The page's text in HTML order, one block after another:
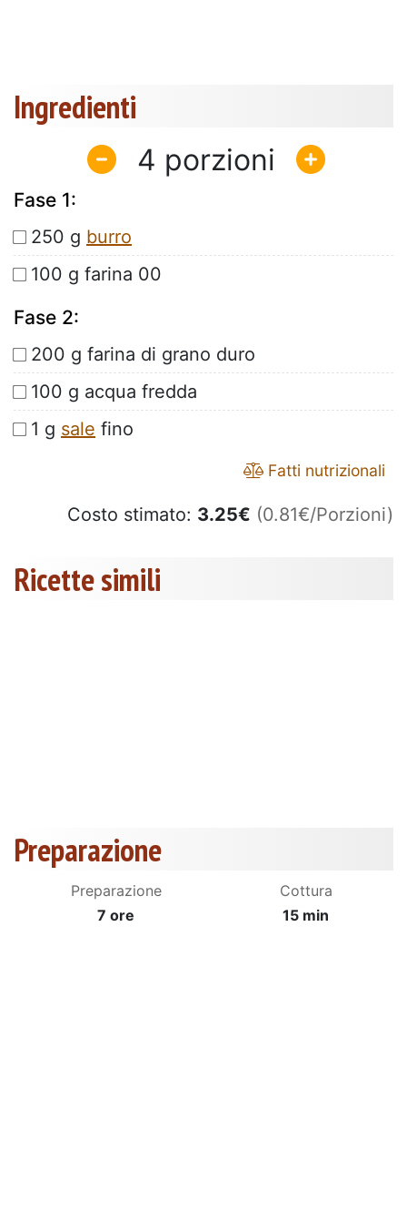
Ingredienti
4
Fase 1:
250 g burro
100 g farina 00
Fase 2:
200 g farina di grano duro
100 g acqua fredda
1 g sale fino
Fatti nutrizionali
Costo stimato: 3.25€ (0.81€/Porzioni)
Ricette simili
Preparazione
Preparazione
7 ore
Cottura
15 min